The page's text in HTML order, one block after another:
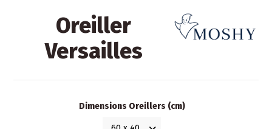
Oreiller
Versailles
Dimensions Oreillers (cm)